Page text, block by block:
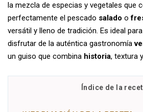
la mezcla de especias y vegetales que
perfectamente el pescado salado o
versátil y lleno de tradición. Es ideal
disfrutar de la auténtica gastronomía
un guiso que combina historia, textura
Índice de la